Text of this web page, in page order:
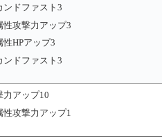
ンドファスト3
性攻撃力アップ3
性HPアップ3
ンドファスト3
力アップ10
性攻撃力アップ1